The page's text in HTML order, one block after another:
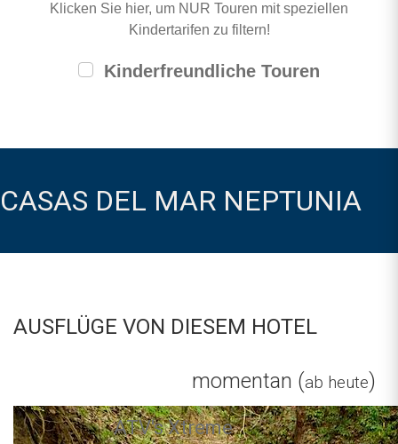
Klicken Sie hier, um NUR Touren mit speziellen
Kindertarifen zu filtern!
Kinderfreundliche Touren
CASAS DEL MAR NEPTUNIA
AUSFLÜGE VON DIESEM HOTEL
momentan (ab heute)
ATV's Xtreme